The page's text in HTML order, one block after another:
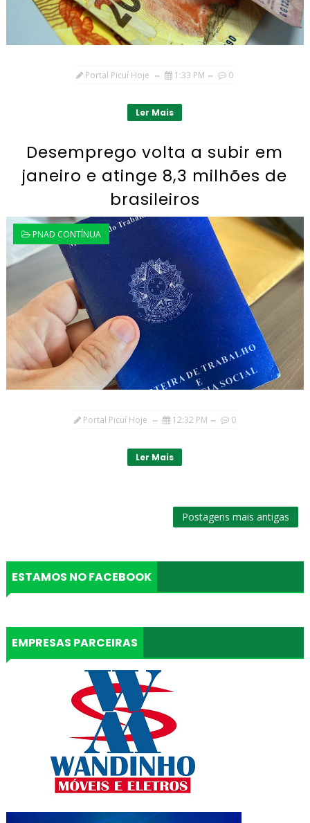
Portal Picuí Hoje 1:33 PM 0
Ler Mais
Desemprego volta a subir em
janeiro e atinge 8,3 milhões de
brasileiros
PNAD CONTÍNUA
Portal Picuí Hoje 12:32 PM 0
Ler Mais
Postagens mais antigas
ESTAMOS NO FACEBOOK
EMPRESAS PARCEIRAS